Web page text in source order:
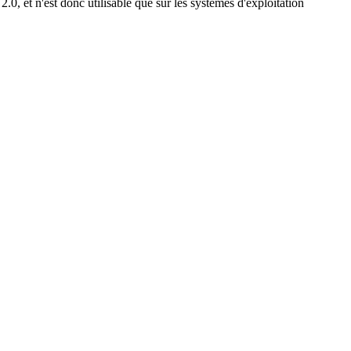
et n'est donc utilisable que sur les systèmes d'exploitation